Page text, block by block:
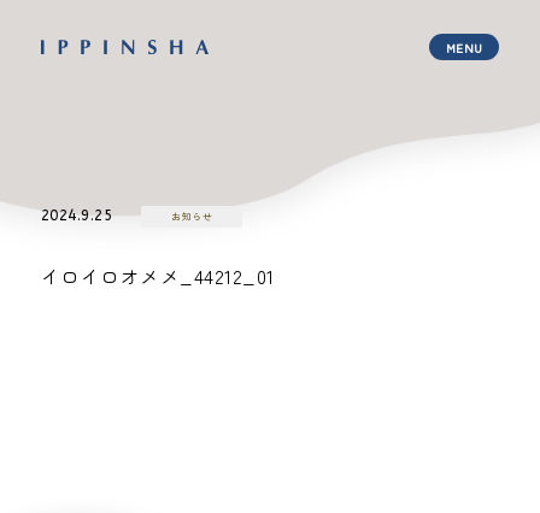
2024.9.25 お知らせ
イロイロオメメ_44212_01